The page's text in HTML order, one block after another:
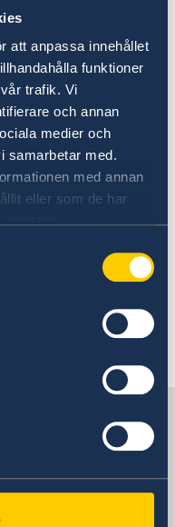
att anpassa innehållet
funktioner
trafik. Vi
och annan
medier och
samarbetar med.
med annan
eller som de har
Agreement for
Schengen
Cost
2000 SEK
1000 SEK
2200 SEK
1500 SEK
750 SEK